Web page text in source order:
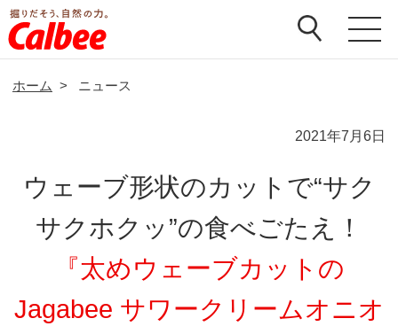
ホーム > ニュース
2021年7月6日
ウェーブ形状のカットで“サク
サクホクッ”の食べごたえ！
『太めウェーブカットの
Jagabee サワークリームオニオ